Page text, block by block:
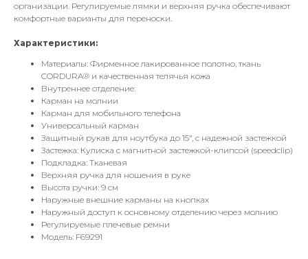
организации. Регулируемые лямки и верхняя ручка обеспечивают
комфортные варианты для переноски.
Характеристики:
Материалы: Фирменное лакированное полотно, ткань
CORDURA® и качественная телячья кожа
Внутреннее отделение:
Карман на молнии
Карман для мобильного телефона
Универсальный карман
Защитный рукав для ноутбука до 15", с надежной застежкой
Застежка: Кулиска с магнитной застежкой-клипсой (speedclip)
Подкладка: Тканевая
Верхняя ручка для ношения в руке
Высота ручки: 9 см
Наружные внешние карманы на кнопках
Наружный доступ к основному отделению через молнию
Регулируемые плечевые ремни
Модель: F69291